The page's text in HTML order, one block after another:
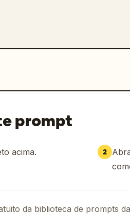
entre 0.5–0.6 para
se desejar
prompt
acima. 2
da biblioteca de prompts